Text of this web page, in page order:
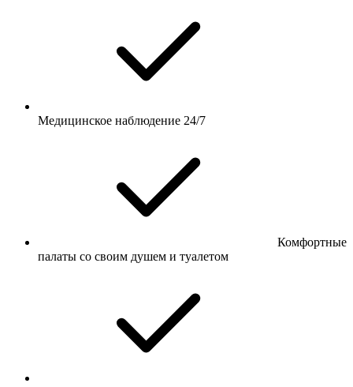
Медицинское наблюдение 24/7
Комфортные
палаты со своим душем и туалетом